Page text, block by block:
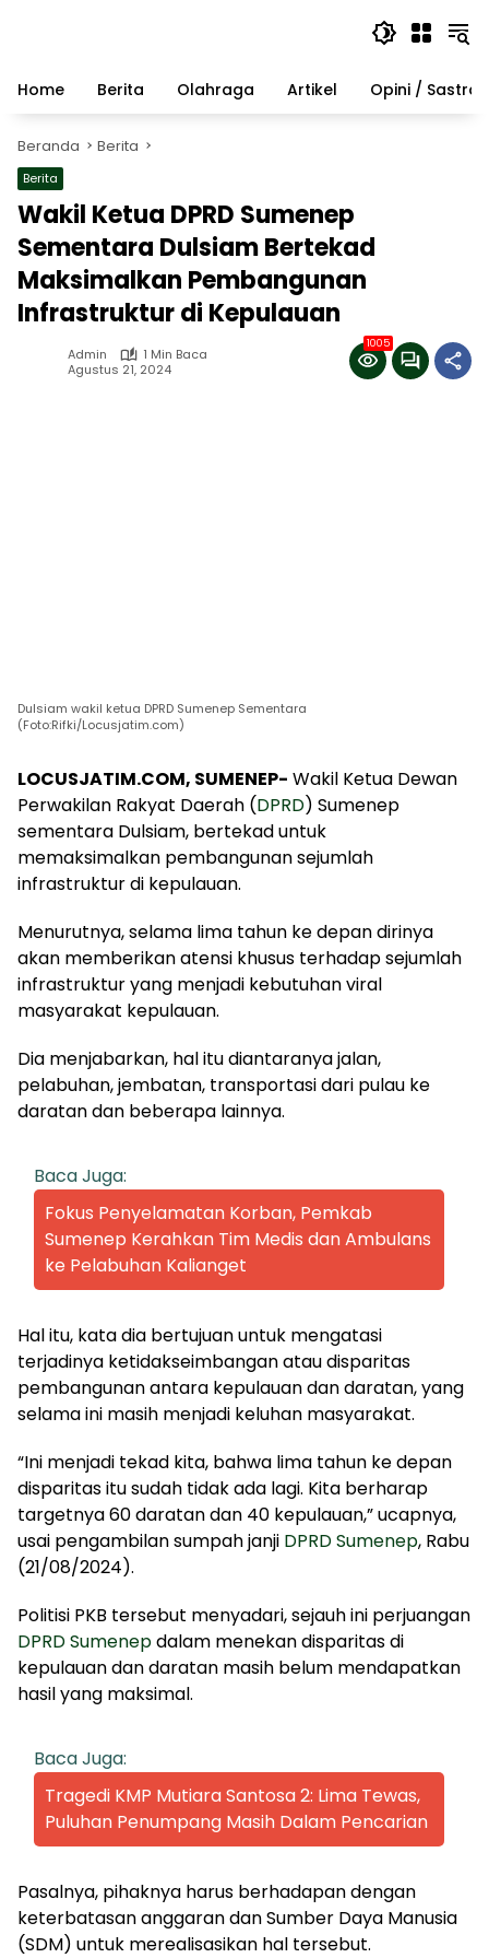
Home
Berita Olahraga Artikel Opini / Sastra
Beranda Berita
Berita
Wakil Ketua DPRD Sumenep
Sementara Dulsiam Bertekad
Maksimalkan Pembangunan
Infrastruktur di Kepulauan
Admin
1 Min Baca
Agustus 21, 2024
1005
Dulsiam wakil ketua DPRD Sumenep Sementara
(Foto:Rifki/Locusjatim.com)
LOCUSJATIM.COM, SUMENEP- Wakil Ketua Dewan
Perwakilan Rakyat Daerah (DPRD) Sumenep
sementara Dulsiam, bertekad untuk
memaksimalkan pembangunan sejumlah
infrastruktur di kepulauan.
Menurutnya, selama lima tahun ke depan dirinya
akan memberikan atensi khusus terhadap sejumlah
infrastruktur yang menjadi kebutuhan viral
masyarakat kepulauan.
Dia menjabarkan, hal itu diantaranya jalan,
pelabuhan, jembatan, transportasi dari pulau ke
daratan dan beberapa lainnya.
Baca Juga:
Fokus Penyelamatan Korban, Pemkab
Sumenep Kerahkan Tim Medis dan Ambulans
ke Pelabuhan Kalianget
Hal itu, kata dia bertujuan untuk mengatasi
terjadinya ketidakseimbangan atau disparitas
pembangunan antara kepulauan dan daratan, yang
selama ini masih menjadi keluhan masyarakat.
“Ini menjadi tekad kita, bahwa lima tahun ke depan
disparitas itu sudah tidak ada lagi. Kita berharap
targetnya 60 daratan dan 40 kepulauan,” ucapnya,
usai pengambilan sumpah janji DPRD Sumenep, Rabu
(21/08/2024).
Politisi PKB tersebut menyadari, sejauh ini perjuangan
DPRD Sumenepdalam menekan disparitas di
kepulauan dan daratan masih belum mendapatkan
hasil yang maksimal.
Baca Juga:
Tragedi KMP Mutiara Santosa 2: Lima Tewas,
Puluhan Penumpang Masih Dalam Pencarian
Pasalnya, pihaknya harus berhadapan dengan
keterbatasan anggaran dan Sumber Daya Manusia
(SDM) untuk merealisasikan hal tersebut.